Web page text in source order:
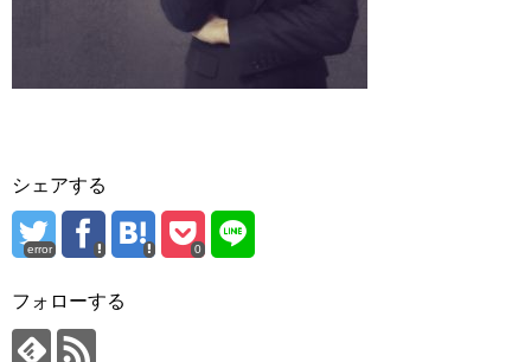
シェアする
error 0
フォローする